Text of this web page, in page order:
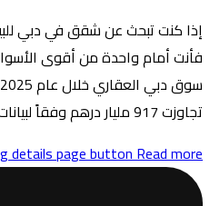
بغرض السكن أو الاستثمار،
العقارية في العالم. سجّل
سوق دبي العقاري خلال عام 2025 أكثر من 270 ألف صفقة بقيمة
Blog